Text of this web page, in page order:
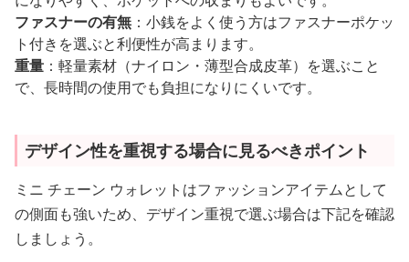
ファスナーの有無 ：小銭をよく使う方はファスナーポケッ
ト付きを選ぶと利便性が高まります。
重量 ：軽量素材（ナイロン・薄型合成皮革）を選ぶこと
で、長時間の使用でも負担になりにくいです。
デザイン性を重視する場合に見るべきポイント
ミニ チェーン ウォレットはファッションアイテムとして
の側面も強いため、デザイン重視で選ぶ場合は下記を確認
しましょう。